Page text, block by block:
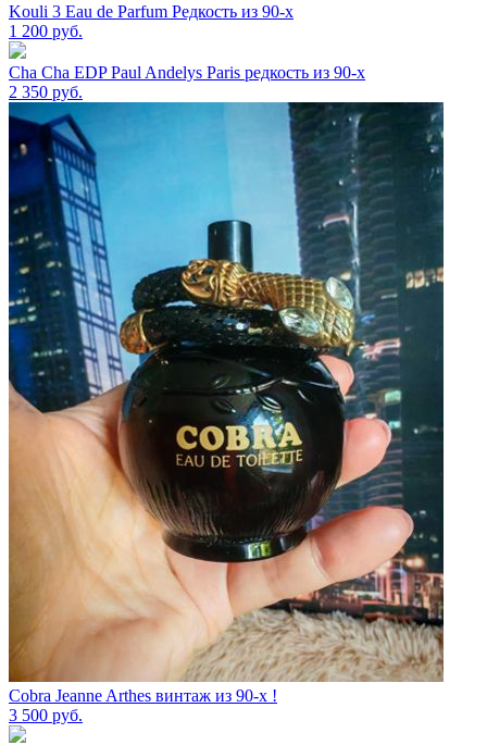
Kouli 3 Eau de Parfum Редкость из 90-х
1 200 руб.
Cha Cha EDP Paul Andelys Paris редкость из 90-х
2 350 руб.
Cobra Jeanne Arthes винтаж из 90-х !
3 500 руб.